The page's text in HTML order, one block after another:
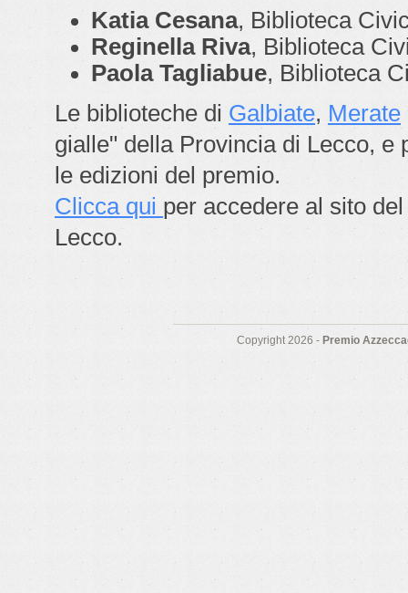
Katia Cesana, Biblioteca
Reginella Riva, Biblioteca
Paola Tagliabue, Biblioteca
Le biblioteche di Galbiate, Merate
gialle" della Provincia di Lecco, e
le edizioni del premio.
Clicca qui per accedere al sito
Lecco.
Copyright 2026 - Premio